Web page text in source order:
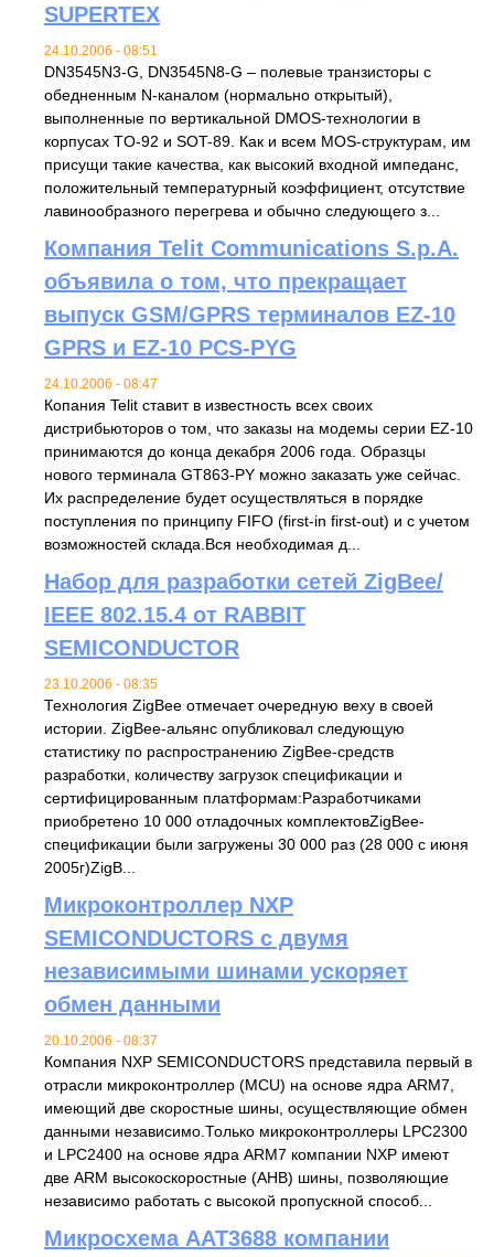
SUPERTEX
24.10.2006 - 08:51
DN3545N3-G, DN3545N8-G – полевые транзисторы с
обедненным N-каналом (нормально открытый),
выполненные по вертикальной DMOS-технологии в
корпусах TO-92 и SOT-89. Как и всем MOS-структурам, им
присущи такие качества, как высокий входной импеданс,
положительный температурный коэффициент, отсутствие
лавинообразного перегрева и обычно следующего з...
Компания Telit Communications S.p.A.
объявила о том, что прекращает
выпуск GSM/GPRS терминалов EZ-10
GPRS и EZ-10 PCS-PYG
24.10.2006 - 08:47
Копания Telit ставит в известность всех своих
дистрибьюторов о том, что заказы на модемы серии EZ-10
принимаются до конца декабря 2006 года. Образцы
нового терминала GT863-PY можно заказать уже сейчас.
Их распределение будет осуществляться в порядке
поступления по принципу FIFO (first-in first-out) и с учетом
возможностей склада.Вся необходимая д...
Набор для разработки сетей ZigBee/
IEEE 802.15.4 от RABBIT
SEMICONDUCTOR
23.10.2006 - 08:35
Технология ZigBee отмечает очередную веху в своей
истории. ZigBee-альянс опубликовал следующую
статистику по распространению ZigBee-средств
разработки, количеству загрузок спецификации и
сертифицированным платформам:Разработчиками
приобретено 10 000 отладочных комплектовZigBee-
спецификации были загружены 30 000 раз (28 000 с июня
2005г)ZigB...
Микроконтроллер NXP
SEMICONDUCTORS с двумя
независимыми шинами ускоряет
обмен данными
20.10.2006 - 08:37
Компания NXP SEMICONDUCTORS представила первый в
отрасли микроконтроллер (MCU) на основе ядра ARM7,
имеющий две скоростные шины, осуществляющие обмен
данными независимо.Только микроконтроллеры LPC2300
и LPC2400 на основе ядра ARM7 компании NXP имеют
две ARM высокоскоростные (AHB) шины, позволяющие
независимо работать с высокой пропускной способ...
Микросхема AAT3688 компании